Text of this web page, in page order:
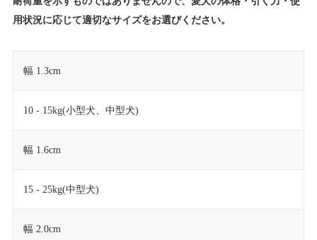
用状況に応じて適切なサイズをお選びください。
幅 1.3cm
10 - 15kg(小型犬、中型犬)
幅 1.6cm
15 - 25kg(中型犬)
幅 2.0cm